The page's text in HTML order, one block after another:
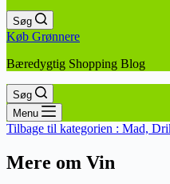
Søg
Køb Grønnere
Bæredygtig Shopping Blog
Søg
Menu
Tilbage til kategorien : Mad,
Mere om Vin